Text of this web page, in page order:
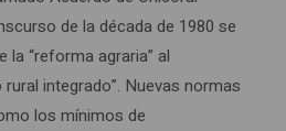
de la década de 1980 se
“reforma agraria” al
integrado”. Nuevas normas
los mínimos de